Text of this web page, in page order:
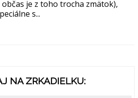
občas je z toho trocha zmätok),
s...
NA ZRKADIELKU: